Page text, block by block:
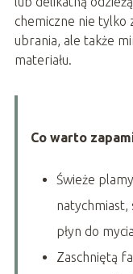
chemiczne nie tylko
ubrania, ale także
materiału.
Co warto
Świeże
natychmiast,
płyn do
Zaschniętą